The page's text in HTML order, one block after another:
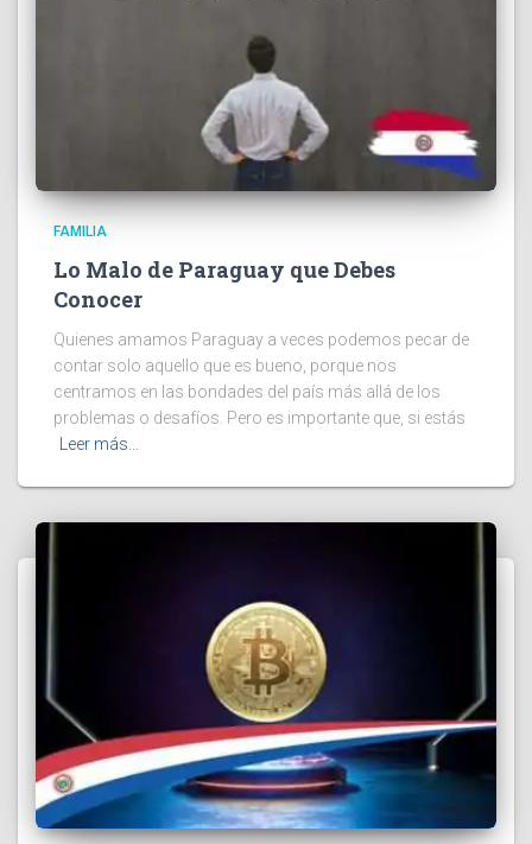
FAMILIA
Lo Malo de Paraguay que Debes
Conocer
Quienes amamos Paraguay a veces podemos pecar de
contar solo aquello que es bueno, porque nos
centramos en las bondades del país más allá de los
problemas o desafíos. Pero es importante que, si estás
Leer más…